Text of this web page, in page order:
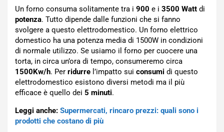
Un forno consuma solitamente tra i 900 e i 3500 Watt di
potenza. Tutto dipende dalle funzioni che si fanno
svolgere a questo elettrodomestico. Un forno elettrico
domestico ha una potenza media di 1500W in condizioni
di normale utilizzo. Se usiamo il forno per cuocere una
torta, in circa un’ora di tempo, consumeremo circa
1500Kw/h. Per ridurre l’impatto sui consumi di questo
elettrodomestico esistono diversi metodi ma il più
efficace è quello dei 5 minuti.
Leggi anche: Supermercati, rincaro prezzi: quali sono i
prodotti che costano di più